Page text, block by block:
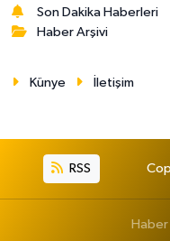
Son Dakika Haberleri
Haber Arşivi
Künye İletişim
RSS
Haber